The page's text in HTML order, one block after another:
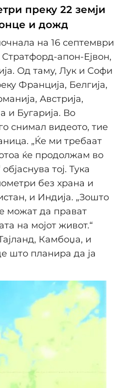
преку 22 земји
и дожд
на 16 септември
апон-Ејвон,
Од таму, Лук и Софи
Франција, Белгија,
Австрија,
и Бугарија. Во
снимал видеото, тие
„Ќе ми требаат
ќе продолжам во
тој. Тука
без храна и
и Индија. „Зошто
можат да прават
на мојот живот.“
Камбоџа, и
што планира да ја